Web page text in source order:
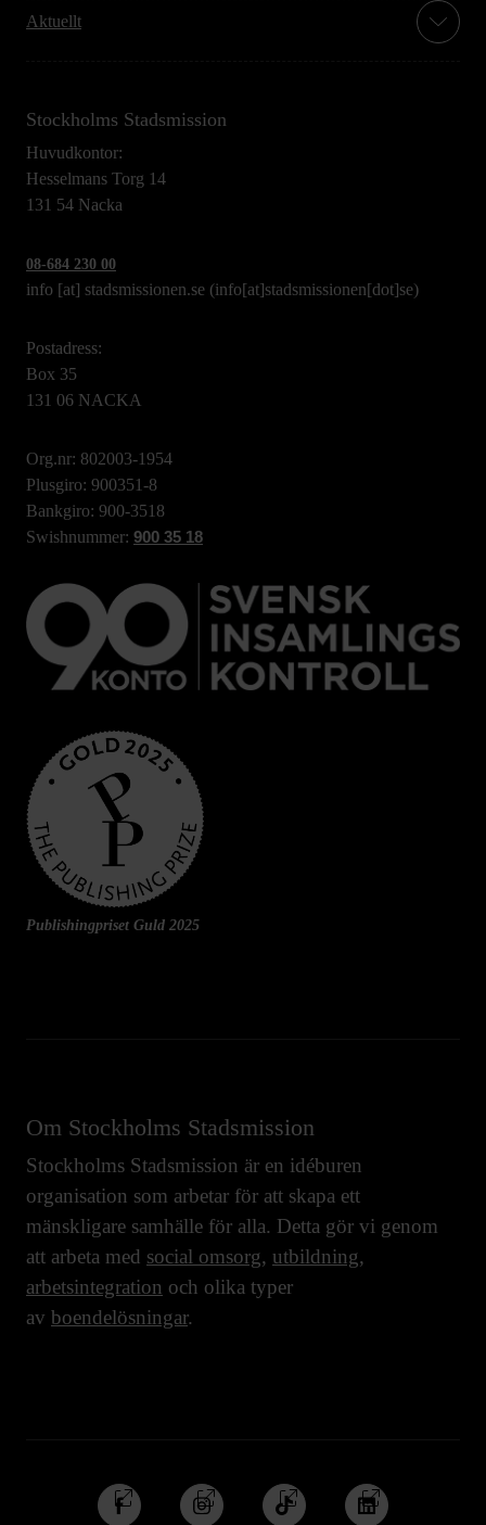
Aktuellt
Stockholms Stadsmission
Huvudkontor:
Hesselmans Torg 14
131 54 Nacka
08-684 230 00
info [at] stadsmissionen.se (info[at]stadsmissionen[dot]se)
Postadress:
Box 35
131 06 NACKA
Org.nr: 802003-1954
Plusgiro: 900351-8
Bankgiro: 900-3518
Swishnummer: 900 35 18
Publishingpriset Guld 2025
Om Stockholms Stadsmission
Stockholms Stadsmission är en idéburen
organisation som arbetar för att skapa ett
mänskligare samhälle för alla. Detta gör vi genom
att arbeta med social omsorg, utbildning,
arbetsintegration och olika typer
av boendelösningar.
Följ
Följ
Följ
Följ